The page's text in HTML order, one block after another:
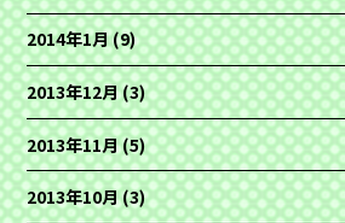
2014年1月(9)
2013年12月(3)
2013年11月(5)
2013年10月(3)